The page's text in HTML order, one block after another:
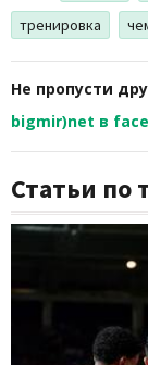
тренировка
Не пропусти
bigmir)net в
Статьи по